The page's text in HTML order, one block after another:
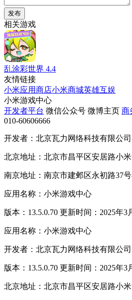
发布
相关游戏
乱涂彩世界 4.4
友情链接
小米应用商店小米商城英雄互娱
小米游戏中心
开发者平台 微信公众号 微博主页 商
010-60606666
开发者：北京瓦力网络科技有限公司
北京地址：北京市昌平区安居路小
南京地址：南京市建邺区永初路37
应用名称：小米游戏中心
版本：13.5.0.70 更新时间：2025年3
应用名称：小米游戏中心
开发者：北京瓦力网络科技有限公司
版本：13.5.0.70 更新时间：2025年3
北京地址：北京市昌平区安居路小